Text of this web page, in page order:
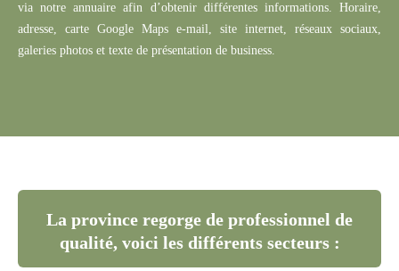
via notre annuaire afin d’obtenir différentes informations. Horaire,
adresse, carte Google Maps e-mail, site internet, réseaux sociaux,
galeries photos et texte de présentation de business.
La province regorge de professionnel de
qualité, voici les différents secteurs :